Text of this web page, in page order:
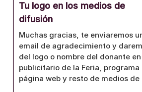
Tu logo en los medios de
difusión
Muchas gracias, te enviaremos
email de agradecimiento y
del logo o nombre del donante
publicitario de la Feria, programa
página web y resto de medios